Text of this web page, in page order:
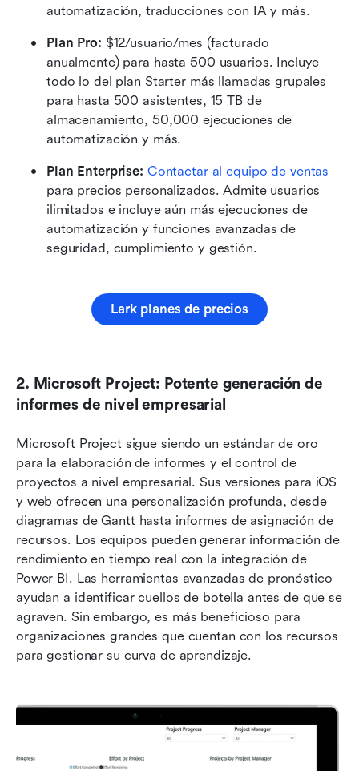
automatización, traducciones con IA y más.
Plan Pro: $12/usuario/mes (facturado
anualmente) para hasta 500 usuarios. Incluye
todo lo del plan Starter más llamadas grupales
para hasta 500 asistentes, 15 TB de
almacenamiento, 50,000 ejecuciones de
automatización y más.
Plan Enterprise: Contactar al equipo de ventas
para precios personalizados. Admite usuarios
ilimitados e incluye aún más ejecuciones de
automatización y funciones avanzadas de
seguridad, cumplimiento y gestión.
Lark planes de precios
2. Microsoft Project: Potente generación de
informes de nivel empresarial
Microsoft Project sigue siendo un estándar de oro
para la elaboración de informes y el control de
proyectos a nivel empresarial. Sus versiones para iOS
y web ofrecen una personalización profunda, desde
diagramas de Gantt hasta informes de asignación de
recursos. Los equipos pueden generar información de
rendimiento en tiempo real con la integración de
Power BI. Las herramientas avanzadas de pronóstico
ayudan a identificar cuellos de botella antes de que se
agraven. Sin embargo, es más beneficioso para
organizaciones grandes que cuentan con los recursos
para gestionar su curva de aprendizaje.